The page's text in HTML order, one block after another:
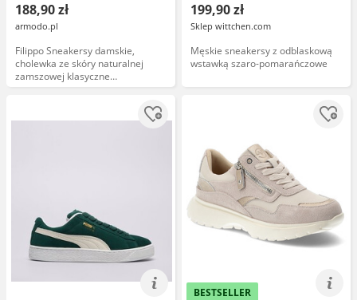
188,90 zł
armodo.pl
Filippo Sneakersy damskie,
cholewka ze skóry naturalnej
zamszowej klasyczne
sznurowanie na masywnej
199,90 zł
Sklep wittchen.com
Męskie sneakersy z odblaskową
wstawką szaro-pomarańczowe
BESTSELLER